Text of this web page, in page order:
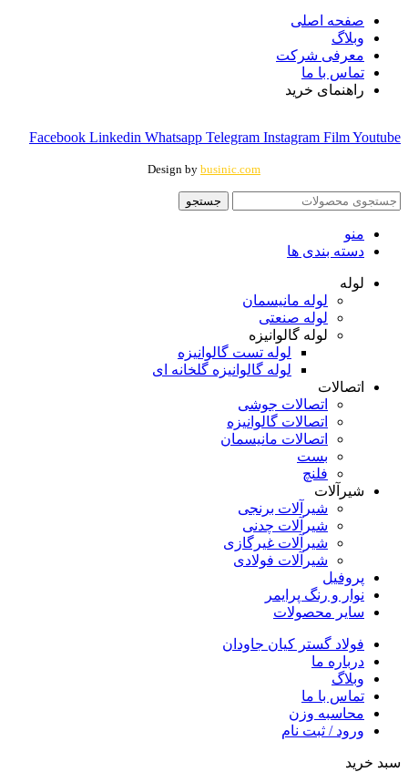
صفحه اصلی
وبلاگ
معرفی شرکت
تماس با ما
راهنمای خرید
Facebook Linkedin Whatsapp Telegram Instagram FilmYoutube
Design by businic.com
جستجو
منو
دسته بندی ها
لوله
لوله مانیسمان
لوله صنعتی
لوله گالوانیزه
لوله تست گالوانیزه
لوله گالوانیزه گلخانه ای
اتصالات
اتصالات جوشی
اتصالات گالوانیزه
اتصالات مانیسمان
بست
فلنچ
شیرآلات
شیرآلات برنجی
شیرآلات چدنی
شیرآلات غیرگازی
شیرآلات فولادی
پروفیل
نوار و رنگ پرایمر
سایر محصولات
فولاد گستر کیان جاودان
درباره ما
وبلاگ
تماس با ما
محاسبه وزن
ورود / ثبت نام
سبد خرید